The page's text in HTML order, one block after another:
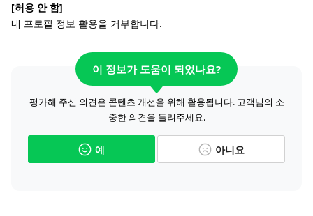
[허용 안 함]
내 프로필 정보 활용을 거부합니다.
이 정보가 도움이 되었나요?
평가해 주신 의견은 콘텐츠 개선을 위해 활용됩니다. 고객님의 소
중한 의견을 들려주세요.
예 아니요